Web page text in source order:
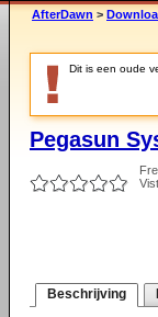
AfterDawn >
Dit is een oude
Pegasun
Beschrijving